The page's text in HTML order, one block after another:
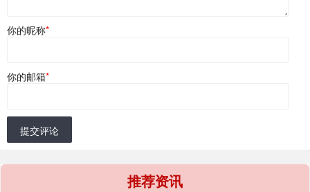
你的昵称*
你的邮箱*
提交评论
推荐资讯